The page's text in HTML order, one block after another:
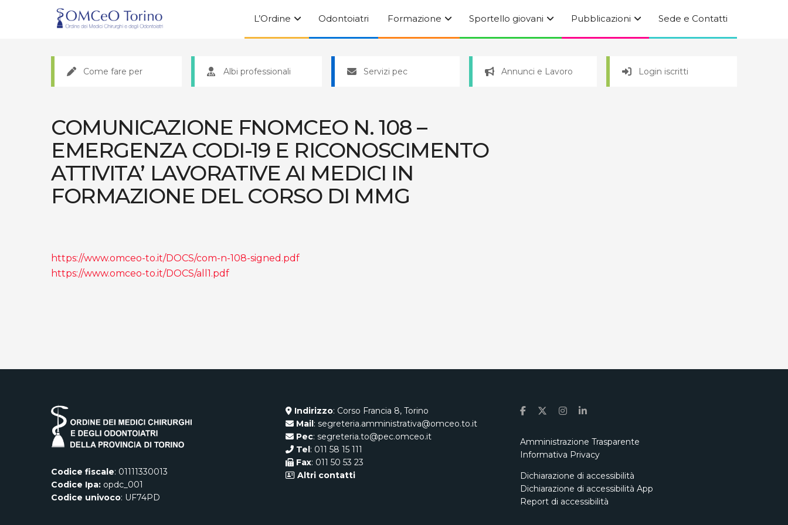
L’Ordine Odontoiatri Formazione Sportello giovani Pubblicazioni Sede e Contatti
Come fare per Albi professionali Servizi pec Annunci e Lavoro Login iscritti
COMUNICAZIONE FNOMCEO N. 108 –
EMERGENZA CODI-19 E RICONOSCIMENTO
ATTIVITA’ LAVORATIVE AI MEDICI IN
FORMAZIONE DEL CORSO DI MMG
https://www.omceo-to.it/DOCS/com-n-108-signed.pdf
https://www.omceo-to.it/DOCS/all1.pdf
Codice fiscale: 01111330013
Codice Ipa: opdc_001
Codice univoco: UF74PD
Indirizzo: Corso Francia 8, Torino
Mail : segreteria.amministrativa@omceo.to.it
Pec: segreteria.to@pec.omceo.it
Tel : 011 58 15 111
Fax: 011 50 53 23
Altri contatti
Amministrazione Trasparente
Informativa Privacy
Dichiarazione di accessibilità
Dichiarazione di accessibilità App
Report di accessibilità